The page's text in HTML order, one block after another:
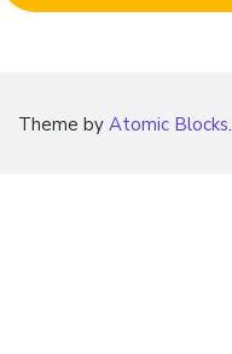
Theme by Atomic Blocks.